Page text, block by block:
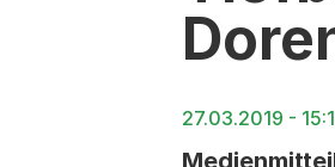
27.03.2019 -